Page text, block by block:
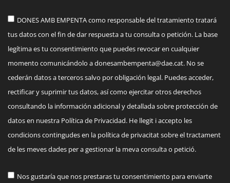
DONES AMB EMPENTA como responsable del tratamiento tratará
tus datos con el fin de dar respuesta a tu consulta o petición. La base
legítima es tu consentimiento que puedes revocar en cualquier
momento comunicándolo adonesambempenta@dae.cat. No se
cederán datos a terceros salvo por obligación legal. Puedes acceder,
rectificar y suprimir tus datos, así como ejercitar otros derechos
consultando la información adicional y detallada sobre protección de
datos en nuestra Política de Privacidad. He llegit i accepto les
condicions contingudes en la política de privacitat sobre el tractament
de les meves dades per a gestionar la meva consulta o petició.
Nos gustaría que nos prestaras tu consentimiento para enviarte